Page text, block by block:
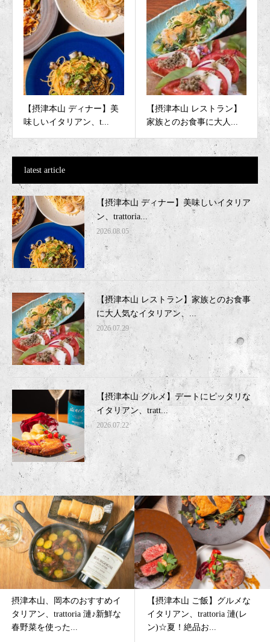
【摂津本山 ディナー】美
味しいイタリアン、t...
【摂津本山 レストラン】
家族とのお食事に大人...
latest article
【摂津本山 ディナー】美味しいイタリア
ン、trattoria...
2026.08.05
【摂津本山 レストラン】家族とのお食事
に大人気なイタリアン、...
2026.07.29
【摂津本山 グルメ】デートにピッタリな
イタリアン、tratt...
2026.07.22
【摂津本山 ご飯】グルメな
イタリアン、trattoria 漣(レ
ン)☆夏！絶品お...
摂津本山、岡本の女子会に大
人気なイタリアン、trattoria
漣♪クリスマス・...